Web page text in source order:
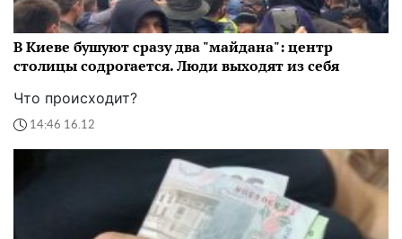
В Киеве бушуют сразу два "майдана": центр
столицы содрогается. Люди выходят из себя
Что происходит?
14:46 16.12